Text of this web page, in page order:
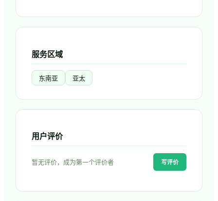
服务区域
东南亚 亚太
用户评价
暂无评价，成为第一个评价者 写评价